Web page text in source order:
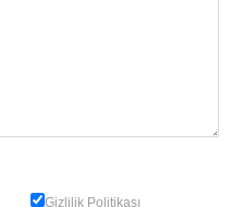
Gizlilik Politikası